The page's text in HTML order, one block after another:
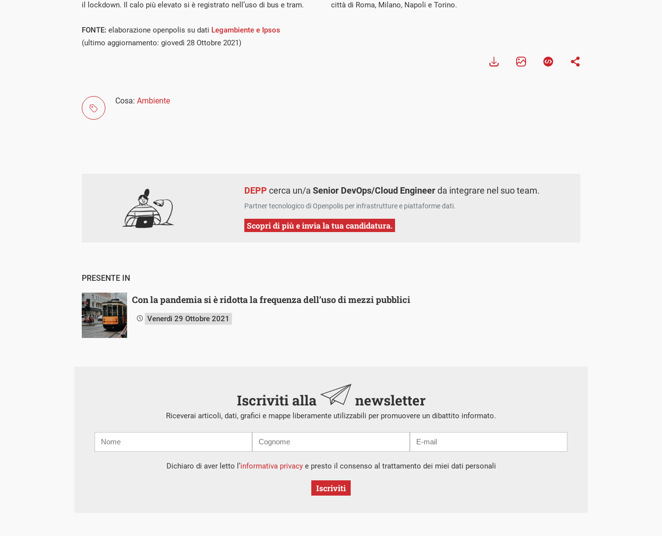
il lockdown. Il calo più elevato si è registrato nell’uso di bus e tram.
città di Roma, Milano, Napoli e Torino.
FONTE: elaborazione openpolis su dati Legambiente e Ipsos
(ultimo aggiornamento: giovedì 28 Ottobre 2021)
Cosa: Ambiente
DEPP cerca un/aSenior DevOps/Cloud Engineerda integrare nel suo team.
Partner tecnologico di Openpolis per infrastrutture e piattaforme dati.
Scopri di più e invia la tua candidatura.
PRESENTE IN
Con la pandemia si è ridotta la frequenza dell’uso di mezzi pubblici
Venerdì 29 Ottobre 2021
Iscriviti alla newsletter
Riceverai articoli, dati, grafici e mappe liberamente utilizzabili per promuovere un dibattito informato.
mail
Dichiaro di aver letto l’informativa privacye presto il consenso al trattamento dei miei dati personali
Iscriviti